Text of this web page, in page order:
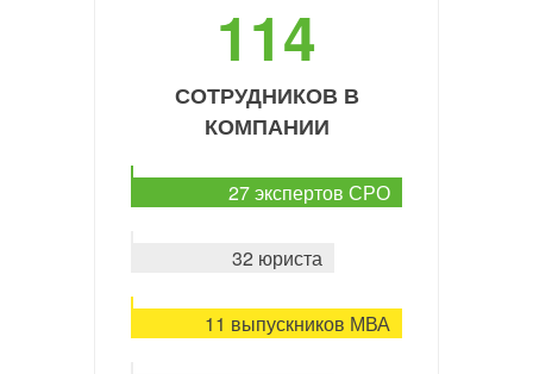
114
СОТРУДНИКОВ В
КОМПАНИИ
27 экспертов СРО
32 юриста
11 выпускников МВА